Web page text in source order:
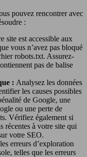
pouvez rencontrer avec
:
site est accessible aux
vous n’avez pas bloqué
robots.txt. Assurez-
pas de balise
: Analysez les données
les causes possibles
de Google, une
ou une perte de
Vérifiez également si
récentes à votre site qui
votre SEO.
erreurs d’exploration
telles que les erreurs